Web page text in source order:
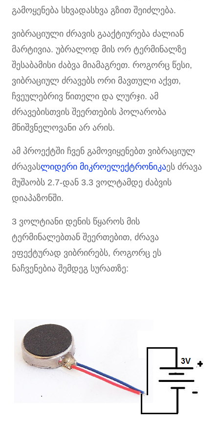
გამოყენება სხვადასხვა გზით შეიძლება.
ვიბრაციული ძრავის გააქტიურება ძალიან
მარტივია. უბრალოდ მის ორ ტერმინალზე
შესაბამისი ძაბვა მიამაგრეთ. როგორც წესი,
ვიბრაციულ ძრავებს ორი მავთული აქვთ,
ჩვეულებრივ წითელი და ლურჯი. ამ
ძრავებისთვის შეერთების პოლარობა
მნიშვნელოვანი არ არის.
ამ პროექტში ჩვენ გამოვიყენებთ ვიბრაციულ
ძრავასლიდერი მიკროელექტრონიკაეს ძრავა
მუშაობს 2.7-დან 3.3 ვოლტამდე ძაბვის
დიაპაზონში.
3 ვოლტიანი დენის წყაროს მის
ტერმინალებთან შეერთებით, ძრავა
ეფექტურად ვიბრირებს, როგორც ეს
ნაჩვენებია შემდეგ სურათზე: